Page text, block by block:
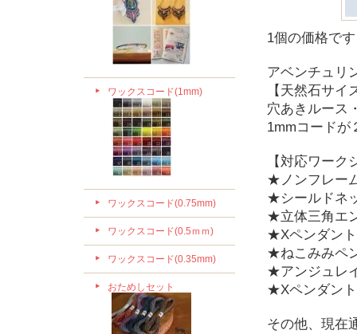
ワックスコード(1mm)
ワックスコード(0.75mm)
ワックスコード(0.5ｍｍ)
ワックスコード(0.35mm)
おためしセット
1個の価格です
アベンチュリ
【天然石サイ
穴あきルース
1mmコードが
【対応ワーク
★ノンフレー
★シールドネ
★立体三角エ
★Xペンダント
★ねこみみペ
★アンジュレ
★Xペンダント
その他、現在